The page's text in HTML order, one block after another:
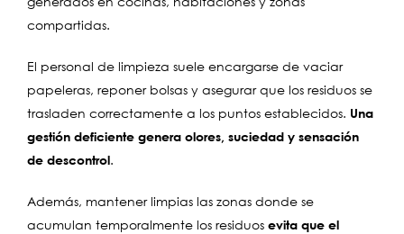
compartidas.
El personal de limpieza suele encargarse de vaciar
papeleras, reponer bolsas y asegurar que los residuos se
trasladen correctamente a los puntos establecidos. Una
gestión deficiente genera olores, suciedad y sensación
de descontrol.
Además, mantener limpias las zonas donde se
acumulan temporalmente los residuos evita que el